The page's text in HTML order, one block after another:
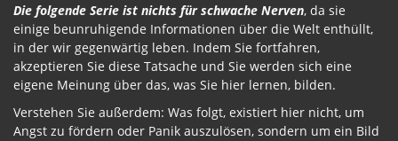
Die folgende Serie ist nichts für schwache Nerven, da sie
einige beunruhigende Informationen über die Welt enthüllt,
in der wir gegenwärtig leben. Indem Sie fortfahren,
akzeptieren Sie diese Tatsache und Sie werden sich eine
eigene Meinung über das, was Sie hier lernen, bilden.
Verstehen Sie außerdem: Was folgt, existiert hier nicht, um
Angst zu fördern oder Panik auszulösen, sondern um ein Bild